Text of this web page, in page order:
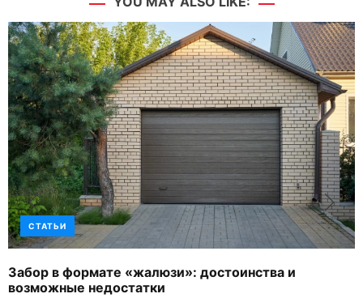
СТАТЬИ
Забор в формате «жалюзи»: достоинства и
возможные недостатки